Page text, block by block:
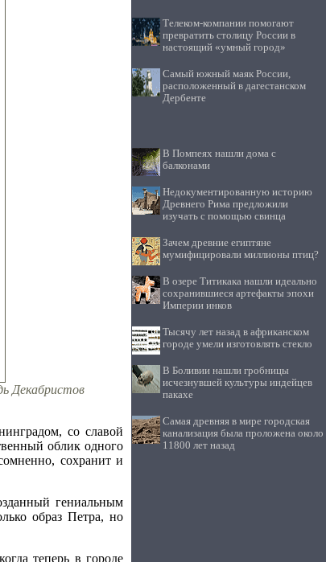
Декабристов
со славой
облик одного
сохранит и
гениальным
образ Петра, но
теперь в городе
Телеком-компании помогают
превратить столицу России в
настоящий «умный город»
Самый южный маяк России,
расположенный в дагестанском
Дербенте
В Помпеях нашли дома с
балконами
Недокументированную историю
Древнего Рима предложили
изучать с помощью свинца
Зачем древние египтяне
мумифицировали миллионы птиц?
В озере Титикака нашли идеально
сохранившиеся артефакты эпохи
Империи инков
Тысячу лет назад в африканском
городе умели изготовлять стекло
В Боливии нашли гробницы
исчезнувшей культуры индейцев
пакахе
Самая древняя в мире городская
канализация была проложена около
11800 лет назад